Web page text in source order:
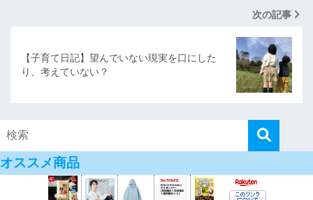
次の記事
【子育て日記】望んでいない現実を口にした
り、考えていない？
オススメ商品